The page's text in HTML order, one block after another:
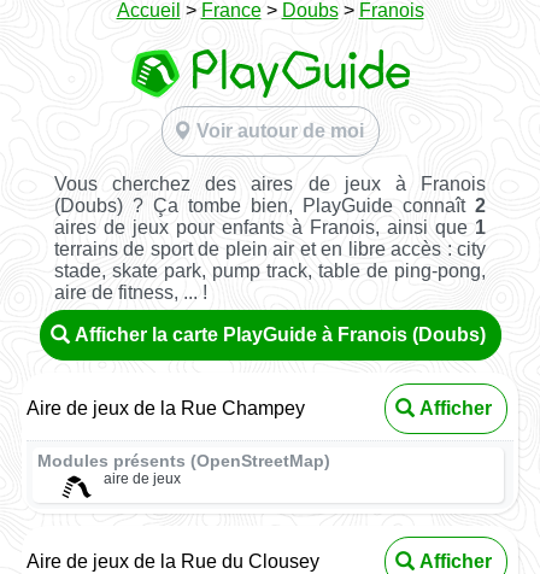
Accueil > France> Doubs> Franois
Voir autour de moi
Vous cherchez des aires de jeux à Franois
(Doubs) ? Ça tombe bien, PlayGuide connaît2
aires de jeux pour enfants à Franois, ainsi que 1
terrains de sport de plein air et en libre accès : city
stade, skate park, pump track, table de ping-pong,
aire de fitness, ... !
Afficher la carte PlayGuide à Franois (Doubs)
Aire de jeux de la Rue Champey Afficher
Modules présents (OpenStreetMap)
aire de jeux
Aire de jeux de la Rue du Clousey Afficher